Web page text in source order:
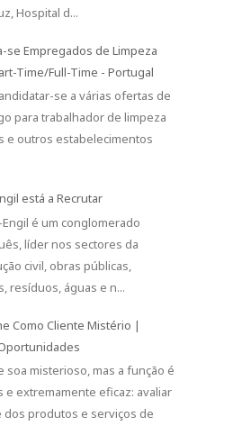
Hospital d...
se Empregados de Limpeza
Time/Full-Time - Portugal
se a várias ofertas de
para trabalhador de limpeza
e outros estabelecimentos
está a Recrutar
Engil é um conglomerado
líder nos sectores da
civil, obras públicas,
resíduos, águas e n...
Como Cliente Mistério |
soa misterioso, mas a função é
e extremamente eficaz: avaliar
dos produtos e serviços de